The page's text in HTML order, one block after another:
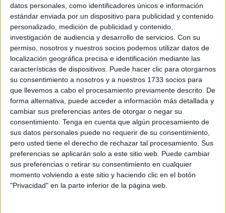
datos personales, como identificadores únicos e información
estándar enviada por un dispositivo para publicidad y contenido
personalizado, medición de publicidad y contenido,
investigación de audiencia y desarrollo de servicios. Con su
permiso, nosotros y nuestros socios podemos utilizar datos de
localización geográfica precisa e identificación mediante las
características de dispositivos. Puede hacer clic para otorgarnos
su consentimiento a nosotros y a nuestros 1733 socios para
que llevemos a cabo el procesamiento previamente descrito. De
forma alternativa, puede acceder a información más detallada y
cambiar sus preferencias antes de otorgar o negar su
consentimiento. Tenga en cuenta que algún procesamiento de
sus datos personales puede no requerir de su consentimiento,
pero usted tiene el derecho de rechazar tal procesamiento. Sus
preferencias se aplicarán solo a este sitio web. Puede cambiar
sus preferencias o retirar su consentimiento en cualquier
momento volviendo a este sitio y haciendo clic en el botón
"Privacidad" en la parte inferior de la página web.
LaConfederación de Empresarios de Ceuta (CECE)
que preside Arantxa Campos va a poner en marcha un
buzón electrónico de quejas y sugerencias al que las
empresas y autónomos de la ciudad, así como el conjunto
de la ciudadanía, podrán trasladar “todas las incidencias
relacionadascon el tránsito fronterizo, el régimen de
viajeros y la aduana comercial”
Según han indicado desde la patronal, su intención es
activar ese canal de comunicación antes de que termine
febrero. El buzón estará activo en la página web de la
CECE (www.confeceuta.es) e incluirá un modelo de
formulario que facilitará a cualquier interesado dar cuenta
de incidentes relacionados por el tránsito por elpaso del
Tarajal, tanto en régimen de viajeros como con